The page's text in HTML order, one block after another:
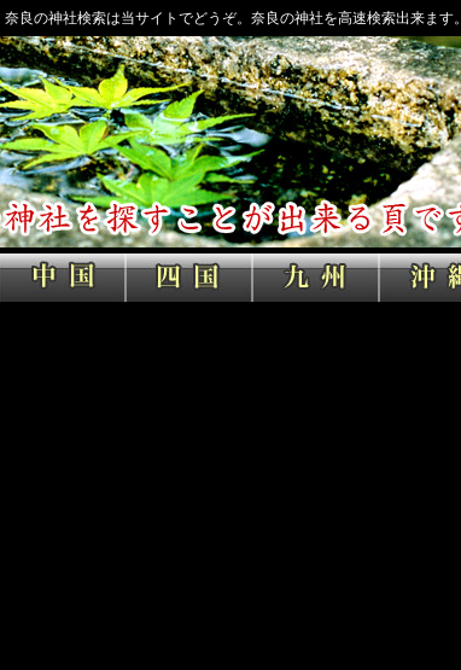
良の神社検索は当サイトでどうぞ。奈良の神社を高速検索出来ます。